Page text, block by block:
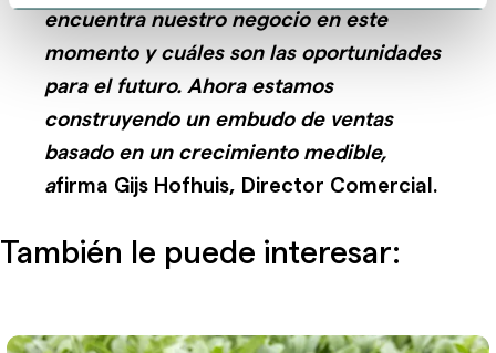
encuentra nuestro negocio en este
momento y cuáles son las oportunidades
para el futuro. Ahora estamos
construyendo un embudo de ventas
basado en un crecimiento medible,
afirma Gijs Hofhuis, Director Comercial.
También le puede interesar: